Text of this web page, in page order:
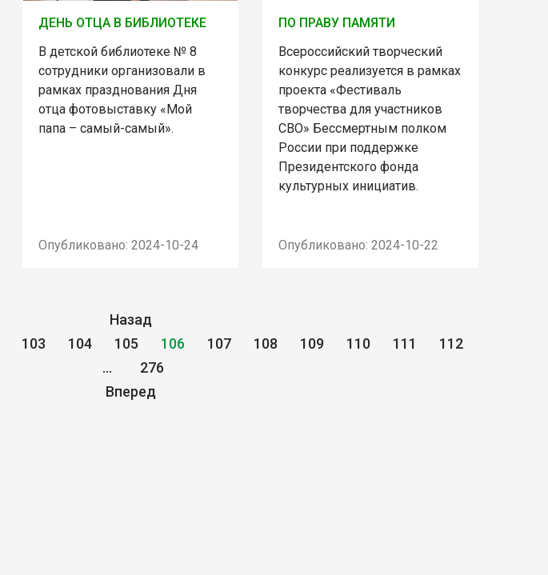
ДЕНЬ ОТЦА В БИБЛИОТЕКЕ
В детской библиотеке № 8
сотрудники организовали в
рамках празднования Дня
отца фотовыставку «Мой
папа – самый-самый».
Опубликовано: 2024-10-24
ПО ПРАВУ ПАМЯТИ
Всероссийский творческий
конкурс реализуется в рамках
проекта «Фестиваль
творчества для участников
СВО» Бессмертным полком
России при поддержке
Президентского фонда
культурных инициатив.
Опубликовано: 2024-10-22
Назад
103 104 105 106 107 108 109 110 111
112
...
276
Вперед